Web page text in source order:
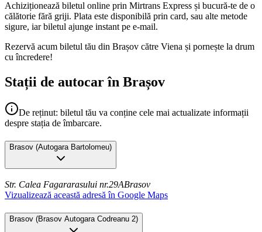
Achiziționează biletul online prin Mirtrans Express și bucură-te de o
călătorie fără griji. Plata este disponibilă prin card, sau alte metode
sigure, iar biletul ajunge instant pe e-mail.
Rezervă acum biletul tău din Brașov către Viena și pornește la drum
cu încredere!
Stații de autocar în Brașov
De reținut: biletul tău va conține cele mai actualizate informații
despre stația de îmbarcare.
Brasov (Autogara Bartolomeu)
Str. Calea Fagararasului nr.29ABrasov
Vizualizează această adresă în Google Maps
Brasov (Brasov Autogara Codreanu 2)